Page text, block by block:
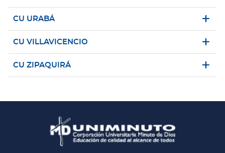
CU URABÁ
CU VILLAVICENCIO
CU ZIPAQUIRÁ